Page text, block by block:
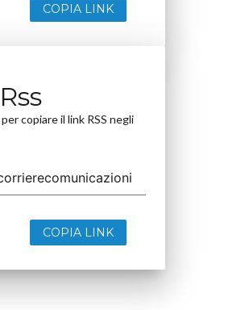
COPIA LINK
copiare il link RSS negli
COPIA LINK